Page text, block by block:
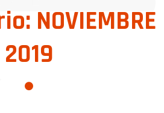
NOVIEMBRE
2019